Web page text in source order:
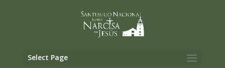
Select Page